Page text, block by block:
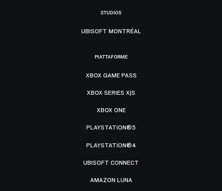
STUDIOS
UBISOFT MONTRÉAL
PIATTAFORME
XBOX GAME PASS
XBOX SERIES X|S
XBOX ONE
PLAYSTATION®5
PLAYSTATION®4
UBISOFT CONNECT
AMAZON LUNA